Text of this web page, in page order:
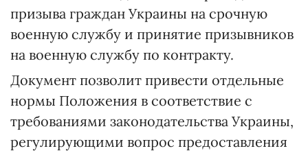
призыва граждан Украины на срочную
военную службу и принятие призывников
на военную службу по контракту.
Документ позволит привести отдельные
нормы Положения в соответствие с
требованиями законодательства Украины,
регулирующими вопрос предоставления